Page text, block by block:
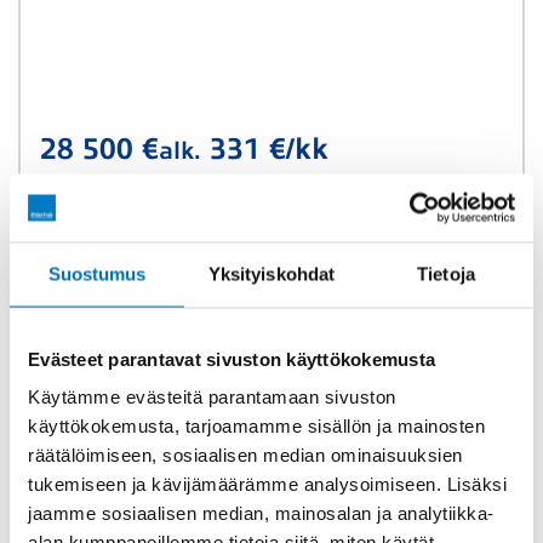
Suostumus Yksityiskohdat Tietoja
Evästeet parantavat sivuston käyttökokemusta
Käytämme evästeitä parantamaan sivuston
käyttökokemusta, tarjoamamme sisällön ja mainosten
räätälöimiseen, sosiaalisen median ominaisuuksien
tukemiseen ja kävijämäärämme analysoimiseen. Lisäksi
jaamme sosiaalisen median, mainosalan ja analytiikka-
28 500 €alk. 331 €/kk